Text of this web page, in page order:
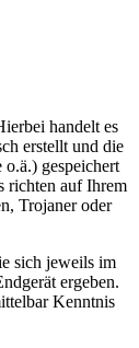
handelt es
erstellt und die
gespeichert
richten auf Ihrem
Trojaner oder
sich jeweils im
ergeben.
Kenntnis